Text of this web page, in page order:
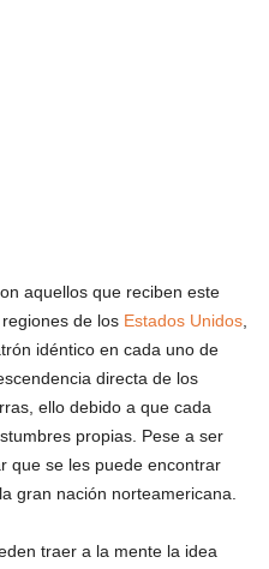
aquellos que reciben este
de los Estados Unidos
idéntico en cada uno de
directa de los
ello debido a que cada
propias. Pese a ser
que se les puede encontrar
gran nación norteamericana.
traer a la mente la idea